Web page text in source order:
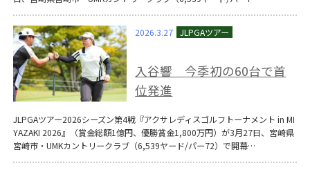
2026.3.27
入谷響 今季初の60台で首
位発進
JLPGAツアー2026シーズン第4戦『アクサレディスゴルフトーナメント in MI
YAZAKI 2026』（賞金総額1億円、優勝賞金1,800万円）が3月27日、宮崎県
宮崎市・UMKカントリークラブ（6,539ヤード/パー72）で開幕…